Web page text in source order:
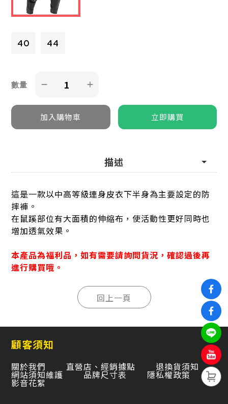
40 44
數量
描述
這是一款以中高等級連身皮衣下半身為主要設定的防
摔褲。
在鼠蹊部位有大面積的伸縮布，使活動性更好同時也
增加透氣效果。
本產品為福利品，如有需要請詢問貨況，確認過後再
進行購買哦。
顧客須知
關於我們 直營店、經銷據點 退換貨須知
網站須知維護 品牌尺寸表 隱私權政策
影音花絮